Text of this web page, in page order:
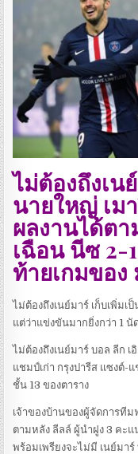
ไม่ต้องถึงเน
นายใหญ่ เม
ผลงานได้ตา
เฉือน นีซ 2-
ท้ายเกมของ
ไม่ต้องถึงเนย์มาร์ เก็บเพิ่ม
แต่ว่าแข่งขันมากยิ่งกว่า 1 นั
ไม่ต้องถึงเนย์มาร์ บอล ลีก เ
แชมป์เก่า กรุงปารีส แซงต์-
ชั้น 13 ของตาราง
เจ้าของบ้านของผู้จัดการทีม
ตามหลัง ลีลล์ ผู้นำฝูง 3 คะ
พร้อมเพรียงจะไม่มี เนย์มา